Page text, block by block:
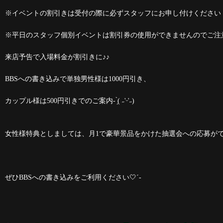
※イベントの割引きは受付の際に必ずスタッフにお申し付けください
※平日のスタッフ個別イベントは割引券の使用ができませんのでご注
来店予告で入場料金が割引きに♪♪
BBSへの書き込みで単独男性様は1000円引き、
カップル様は500円引きでのご案内- ̗̀( ˶'ᵕ'˶)
女性様特典としましては、月1で豪華景品をかけた抽選会への応募が
ぜひBBSへの書き込みをご利用ください🤍´-